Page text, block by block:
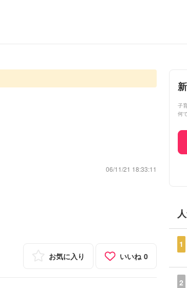
06/11/21 18:33:11
お気に入り いいね 0
子
何
1
2